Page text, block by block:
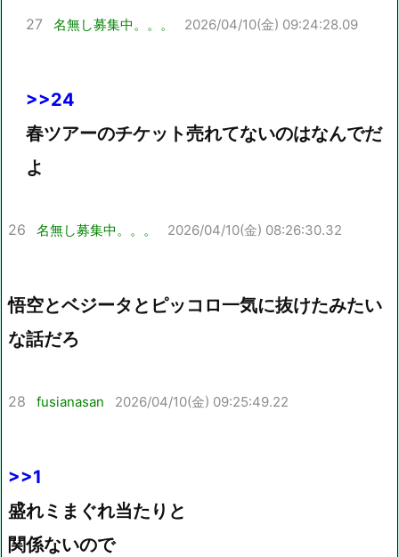
27 名無し募集中。。。 2026/04/10(金) 09:24:28.09
>>24
春ツアーのチケット売れてないのはなんでだ
よ
26 名無し募集中。。。 2026/04/10(金) 08:26:30.32
悟空とベジータとピッコロ一気に抜けたみたい
な話だろ
28 fusianasan 2026/04/10(金) 09:25:49.22
>>1
盛れミまぐれ当たりと
関係ないので